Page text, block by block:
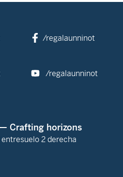
/regalaunninot
/regalaunninot
Crafting horizons
entresuelo 2 derecha